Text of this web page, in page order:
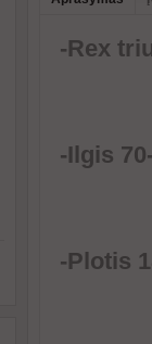
-Rex
-Ilgis
-Plotis